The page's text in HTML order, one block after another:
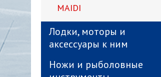
MAIDI
Лодки, моторы и
аксессуары к ним
Ножи и рыболовные